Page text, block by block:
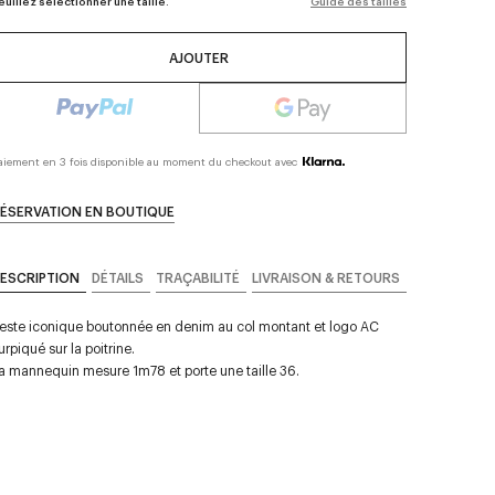
AJOUTER
en 3 fois disponible au moment du checkout avec
EN BOUTIQUE
DÉTAILS TRAÇABILITÉ LIVRAISON & RETOURS
iconique boutonnée en denim au col montant et logo AC
sur la poitrine.
mannequin mesure 1m78 et porte une taille 36.